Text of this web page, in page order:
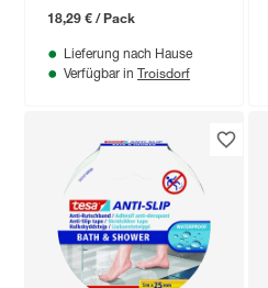
18,29 € / Pack
Lieferung nach Hause
Verfügbar in Troisdorf